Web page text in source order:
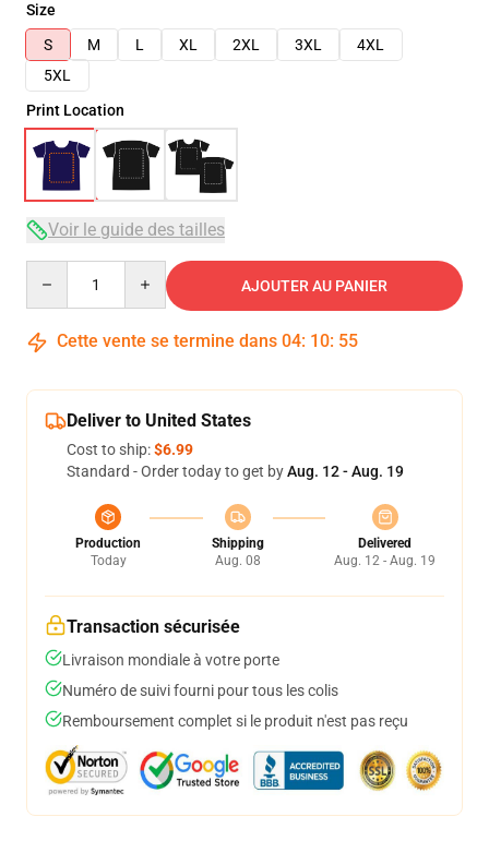
Size
S
M L XL 2XL 3XL
4XL
5XL
Print Location
Voir le guide des tailles
AJOUTER AU PANIER
Cette vente se termine dans 04: 10: 54
Deliver to United States
Cost to ship:$6.99
Standard - Order today to get byAug. 12 - Aug. 19
Production
Today
Shipping
Aug. 08
Delivered
Aug. 12 - Aug. 19
Transaction sécurisée
Livraison mondiale à votre porte
Numéro de suivi fourni pour tous les colis
Remboursement complet si le produit n'est pas reçu